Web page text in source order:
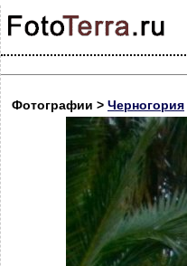
Фотографии > Черногория